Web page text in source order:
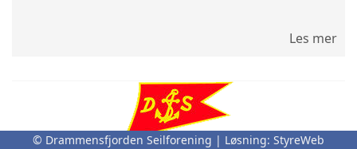
Les mer
© Drammensfjorden Seilforening | Løsning: StyreWeb